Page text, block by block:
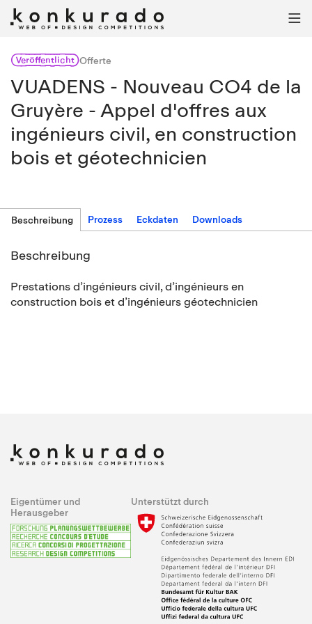

VeröffentlichtOfferte
VUADENS - Nouveau CO4 de la
Gruyère - Appel d'offres aux
ingénieurs civil, en construction
bois et géotechnicien
Beschreibung Prozess Eckdaten Downloads
Beschreibung
Prestations d’ingénieurs civil, d’ingénieurs en
construction bois et d’ingénieurs géotechnicien
Eigentümer und
Herausgeber
Unterstützt durch